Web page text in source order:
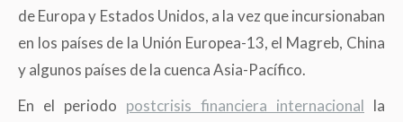
de Europa y Estados Unidos, a la vez que incursionaban
en los países de la Unión Europea-13, el Magreb, China
y algunos países de la cuenca Asia-Pacífico.
En el periodo postcrisis financiera internacional la